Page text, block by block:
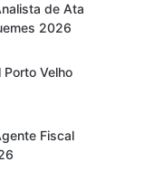
de Ata
2026
Velho
Fiscal